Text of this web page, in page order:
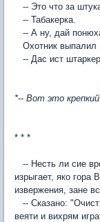
-- Это что за
-- Табакерка.
-- А ну, дай
Охотник выпалил
-- Дас ист
*-- Вот это
* * *
-- Несть ли сие
изрыгает, яко гора
извержения, зане
-- Сказано:
веяти и вихрям